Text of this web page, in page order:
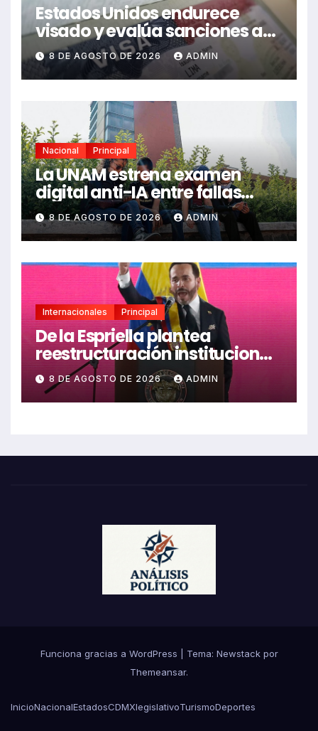
Estados Unidos endurece
visado y evalúa sanciones a
funcionarios de México
8 DE AGOSTO DE 2026 ADMIN
Nacional Principal
La UNAM estrena examen
digital anti-IA entre fallas
técnicas y angustia
estudiantil
8 DE AGOSTO DE 2026 ADMIN
Internacionales Principal
De la Espriella plantea
reestructuración institucional
en Colombia enfocada en
valores
8 DE AGOSTO DE 2026 ADMIN
Funciona gracias a WordPress Tema: Newstackpor
Themeansar.
InicioNacionalEstadosCDMXlegislativoTurismoDeportes